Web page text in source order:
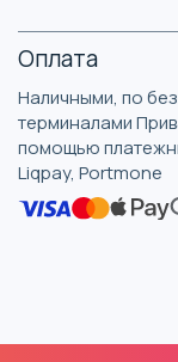
Оплата
Наличными, по
терминалами
помощью
Liqpay, Portmone